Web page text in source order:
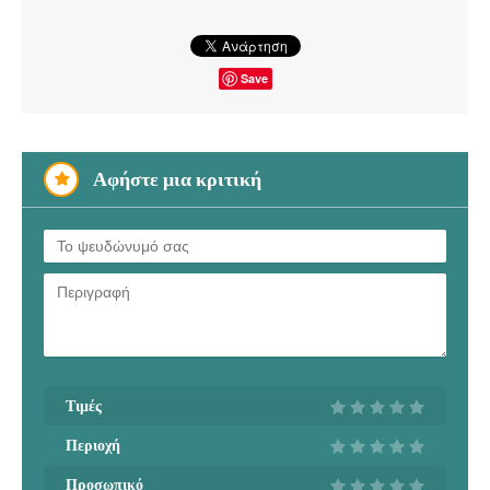
Save
Αφήστε μια κριτική
Τιμές
Περιοχή
Προσωπικό